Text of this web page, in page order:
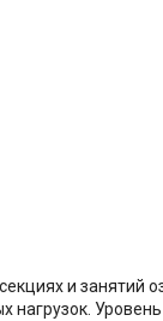
и занятий